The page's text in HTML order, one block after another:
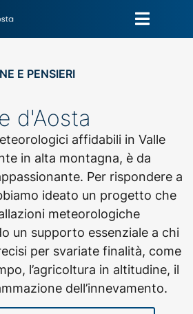
E PENSIERI
d'Aosta
affidabili in Valle
in alta montagna, è da
Per rispondere a
ideato un progetto che
meteorologiche
un supporto essenziale a chi
per svariate finalità, come
l’agricoltura in altitudine, il
dell’innevamento.